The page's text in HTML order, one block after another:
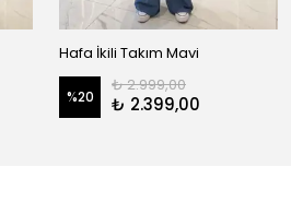
Hafa İkili Takım Mavi
%20
₺ 2.999,00
₺ 2.399,00